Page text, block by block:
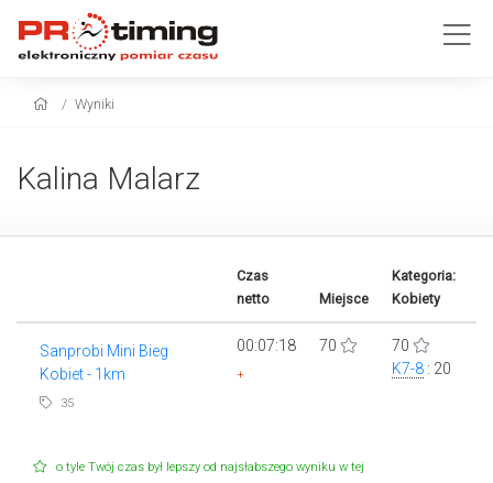
Wyniki
Kalina Malarz
Czas
netto
Miejsce
Kategoria:
Kobiety
Sanprobi Mini Bieg
Kobiet - 1km
35
00:07:18
+
70
70
K7-8: 20
o tyle Twój czas był lepszy od najsłabszego wyniku w tej